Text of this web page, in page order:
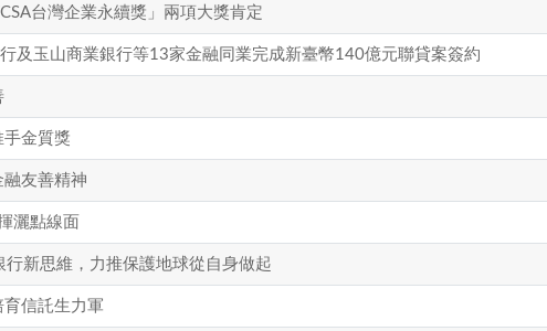
台灣企業永續獎」兩項大獎肯定
及玉山商業銀行等13家金融同業完成新臺幣140億元聯貸案簽約
金質獎
友善精神
灑點線面
行新思維，力推保護地球從自身做起
信託生力軍